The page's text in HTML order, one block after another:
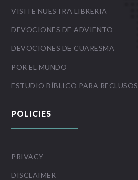
VISITE NUESTRA LIBRERIA
DEVOCIONES DE ADVIENTO
DEVOCIONES DE CUARESMA
POR EL MUNDO
ESTUDIO BÍBLICO PARA RECLUSOS
POLICIES
PRIVACY
DISCLAIMER